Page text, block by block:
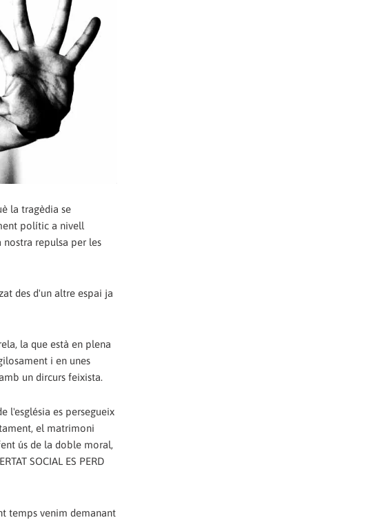
la tragèdia se
polític a nivell
repulsa per les
des d'un altre espai ja
la que està en plena
i en unes
un dircurs feixista.
l'església es persegueix
el matrimoni
ús de la doble moral,
SOCIAL ES PERD
temps venim demanant